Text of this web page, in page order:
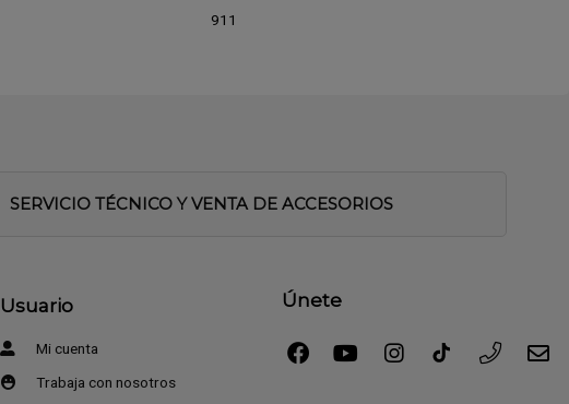
911
SERVICIO TÉCNICO Y VENTA DE ACCESORIOS
Usuario
Mi cuenta
Trabaja con nosotros
Únete